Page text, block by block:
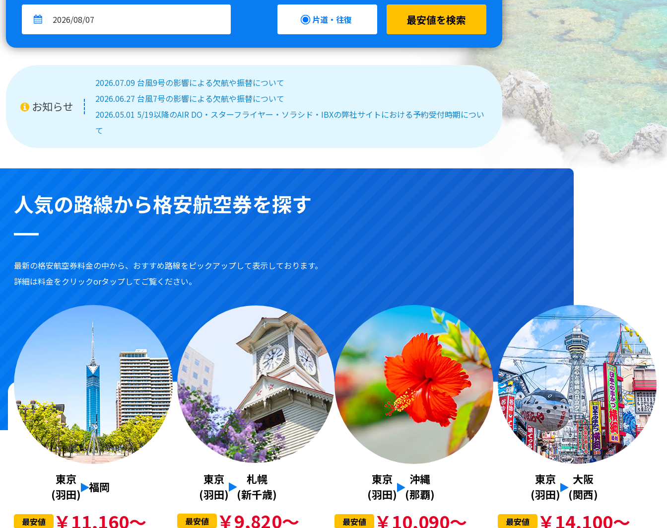
片道・往復 最安値を検索
お知らせ
2026.07.09 台風9号の影響による欠航や振替について
2026.06.27 台風7号の影響による欠航や振替について
2026.05.01 5/19以降のAIR DO・スターフライヤー・ソラシド・IBXの弊社サイトにおける予約受付時期につい
て
人気の路線から格安航空券を探す
最新の格安航空券料金の中から、おすすめ路線をピックアップして表示しております。
詳細は料金をクリックorタップしてご覧ください。
東京
(羽田)
福岡
最安値 ￥11,160～
東京
(羽田)
札幌
(新千歳)
最安値 ￥9,820～
東京
(羽田)
沖縄
(那覇)
最安値 ￥10,090～
東京
(羽田)
大阪
(関西)
最安値 ￥14,100～